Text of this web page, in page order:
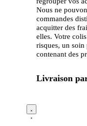
Nous ne
commandes
acquitter des
elles. Votre
risques, un
contenant des
Livraison